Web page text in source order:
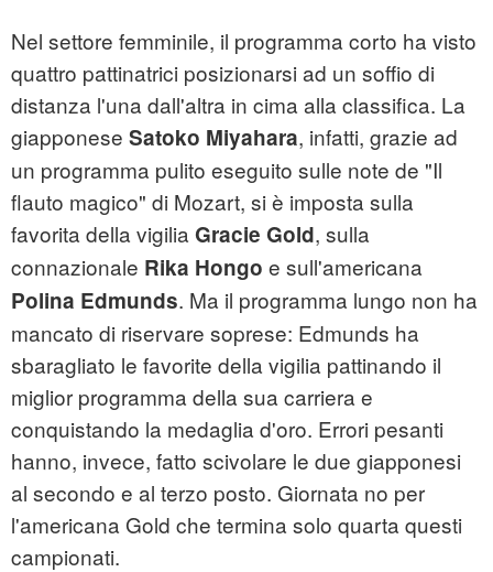
Nel settore femminile, il programma corto ha visto
quattro pattinatrici posizionarsi ad un soffio di
distanza l'una dall'altra in cima alla classifica. La
giapponese Satoko Miyahara, infatti, grazie ad
un programma pulito eseguito sulle note de "Il
flauto magico" di Mozart, si è imposta sulla
favorita della vigilia Gracie Gold, sulla
connazionale Rika Hongo e sull'americana
Polina Edmunds. Ma il programma lungo non ha
mancato di riservare soprese: Edmunds ha
sbaragliato le favorite della vigilia pattinando il
miglior programma della sua carriera e
conquistando la medaglia d'oro. Errori pesanti
hanno, invece, fatto scivolare le due giapponesi
al secondo e al terzo posto. Giornata no per
l'americana Gold che termina solo quarta questi
campionati.